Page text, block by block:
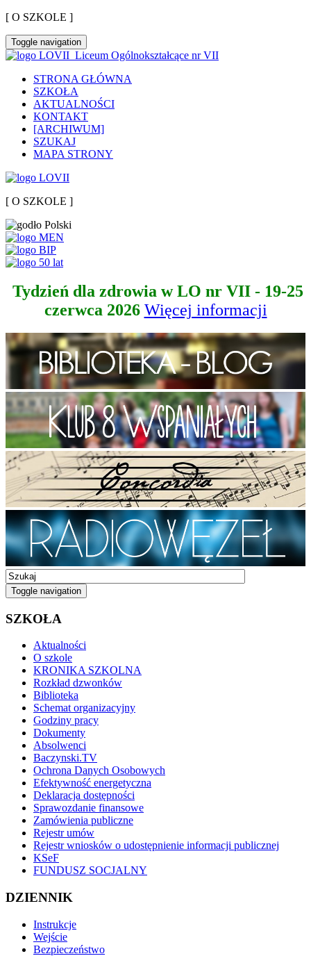
[ O SZKOLE ]
Toggle navigation
Liceum Ogólnokształcące nr VII
STRONA GŁÓWNA
SZKOŁA
AKTUALNOŚCI
KONTAKT
[ARCHIWUM]
SZUKAJ
MAPA STRONY
[ O SZKOLE ]
Tydzień dla zdrowia w LO nr VII - 19-25
czerwca 2026 Więcej informacji
Toggle navigation
SZKOŁA
Aktualności
O szkole
KRONIKA SZKOLNA
Rozkład dzwonków
Biblioteka
Schemat organizacyjny
Godziny pracy
Dokumenty
Absolwenci
Baczynski.TV
Ochrona Danych Osobowych
Efektywność energetyczna
Deklaracja dostępności
Sprawozdanie finansowe
Zamówienia publiczne
Rejestr umów
Rejestr wniosków o udostępnienie informacji publicznej
KSeF
FUNDUSZ SOCJALNY
DZIENNIK
Instrukcje
Wejście
Bezpieczeństwo